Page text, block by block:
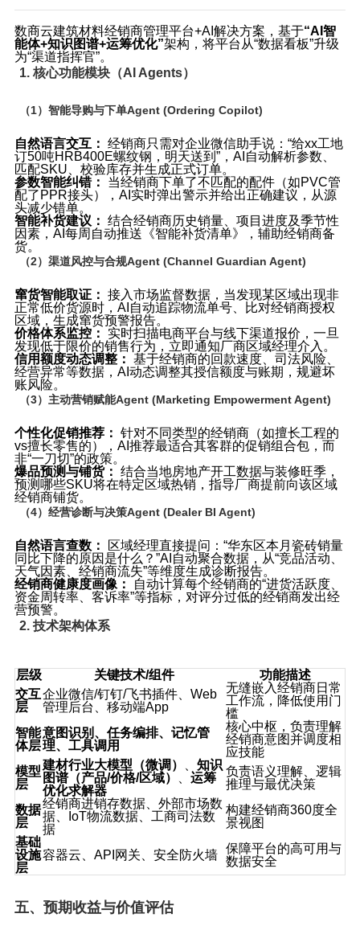
数商云建筑材料经销商管理平台+AI解决方案，基于“AI智
能体+知识图谱+运筹优化”架构，将平台从“数据看板”升级
为“渠道指挥官”。
1. 核心功能模块（AI Agents）
（1）智能导购与下单Agent (Ordering Copilot)
自然语言交互： ​ 经销商只需对企业微信助手说：“给xx工地
订50吨HRB400E螺纹钢，明天送到”，AI自动解析参数、
匹配SKU、校验库存并生成正式订单。
参数智能纠错：
​ 当经销商下单了不匹配的配件（如PVC管
配了PPR接头），AI实时弹出警示并给出正确建议，从源
头减少错单。
智能补货建议： ​ 结合经销商历史销量、项目进度及季节性
因素，AI每周自动推送《智能补货清单》，辅助经销商备
货。
（2）渠道风控与合规Agent (Channel Guardian Agent)
窜货智能取证： ​ 接入市场监督数据，当发现某区域出现非
正常低价货源时，AI自动追踪物流单号、比对经销商授权
区域，生成窜货预警报告。
价格体系监控：
​ 实时扫描电商平台与线下渠道报价，一旦
发现低于限价的销售行为，立即通知厂商区域经理介入。
信用额度动态调整： ​ 基于经销商的回款速度、司法风险、
经营异常等数据，AI动态调整其授信额度与账期，规避坏
账风险。
（3）主动营销赋能Agent (Marketing Empowerment Agent)
个性化促销推荐： ​ 针对不同类型的经销商（如擅长工程的
vs擅长零售的），AI推荐最适合其客群的促销组合包，而
非“一刀切”的政策。
爆品预测与铺货： ​ 结合当地房地产开工数据与装修旺季，
预测哪些SKU将在特定区域热销，指导厂商提前向该区域
经销商铺货。
（4）经营诊断与决策Agent (Dealer BI Agent)
自然语言查数：
​ 区域经理直接提问：“华东区本月瓷砖销量
同比下降的原因是什么？”AI自动聚合数据，从“竞品活动、
天气因素、经销商流失”等维度生成诊断报告。
经销商健康度画像：
​ 自动计算每个经销商的“进货活跃度、
资金周转率、客诉率”等指标，对评分过低的经销商发出经
营预警。
2. 技术架构体系
层级 关键技术/组件
功能描述
交互
层
企业微信/钉钉/飞书插件、Web
管理后台、移动端App
无缝嵌入经销商日常
工作流，降低使用门
槛
智能
体层
意图识别、任务编排、记忆管
理、工具调用
核心中枢，负责理解
经销商意图并调度相
应技能
模型
层
建材行业大模型（微调）
知识
图谱（产品/价格/区域）
运筹
优化求解器
负责语义理解、逻辑
推理与最优决策
数据
层
经销商进销存数据、外部市场数
据、IoT物流数据、工商司法数
据
构建经销商360度全
景视图
基础
设施
层
容器云、API网关、安全防火墙 保障平台的高可用与
数据安全
五、预期收益与价值评估